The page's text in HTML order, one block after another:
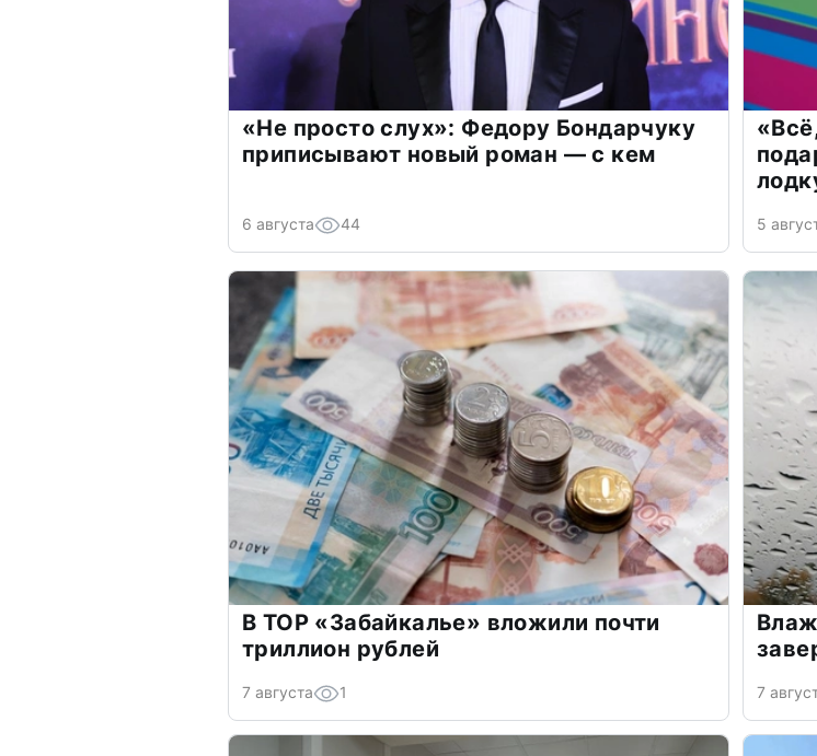
«Не просто слух»: Федору Бондарчуку
приписывают новый роман — с кем
6 августа 44 5
В ТОР «Забайкалье» вложили почти
триллион рублей
7 августа 1 7